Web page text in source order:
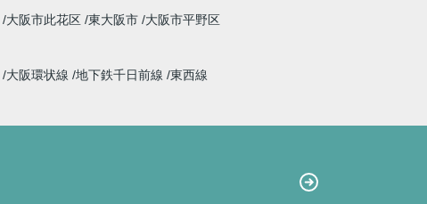
大阪市此花区 東大阪市 大阪市平野区
大阪環状線 地下鉄千日前線 東西線